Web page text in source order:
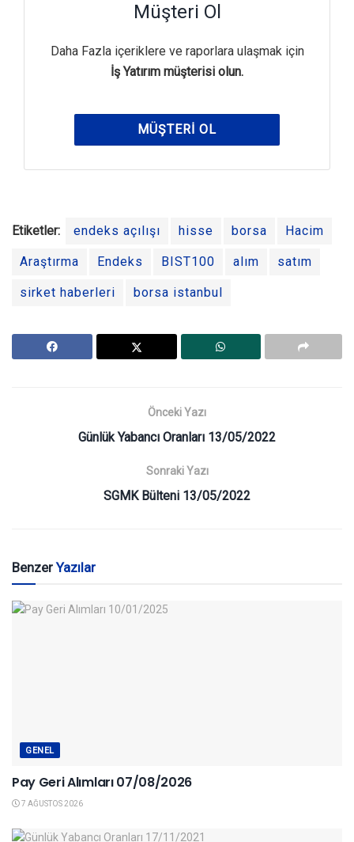
Müşteri Ol
Daha Fazla içeriklere ve raporlara ulaşmak için
İş Yatırım müşterisi olun.
MÜŞTERI OL
Etiketler: endeks açılışı hisse borsa Hacim
Araştırma Endeks BIST100 alım satım
sirket haberleri borsa istanbul
Önceki Yazı
Günlük Yabancı Oranları 13/05/2022
Sonraki Yazı
SGMK Bülteni 13/05/2022
BenzerYazılar
GENEL
Pay Geri Alımları 07/08/2026
7 AĞUSTOS 2026